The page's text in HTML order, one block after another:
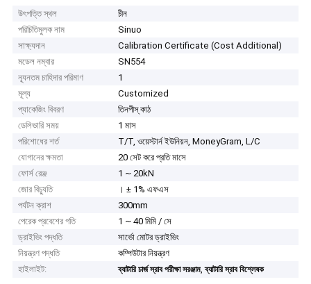
উৎপত্তি স্থল
চীন
পরিচিতিমুলক নাম
Sinuo
সাক্ষ্যদান
Calibration Certificate (Cost Additional)
মডেল নম্বার
SN554
ন্যূনতম চাহিদার পরিমাণ
1
মূল্য
Customized
প্যাকেজিং বিবরণ
তিনপীস্ কাঠ
ডেলিভারি সময়
1 মাস
পরিশোধের শর্ত
T/T, ওয়েস্টার্ন ইউনিয়ন, MoneyGram, L/C
যোগানের ক্ষমতা
20 সেট করে প্রতি মাসে
ফোর্স রেঞ্জ
1 ~ 20kN
জোর বিচ্যুতি
। ± 1% এফএস
পর্যটন ক্রাশ
300mm
পেরেক প্রবেশের গতি
1 ~ 40 মিমি / সে
ড্রাইভিং পদ্ধতি
সার্ভো মোটর ড্রাইভিং
নিয়ন্ত্রণ পদ্ধতি
কম্পিউটার নিয়ন্ত্রণ
হাইলাইট:
ব্যাটারি চার্জ স্রাব পরীক্ষা সরঞ্জাম,ব্যাটারি স্রাব বিশ্লেষক